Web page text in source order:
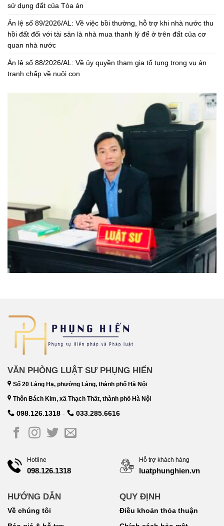
sử dụng đất của Tòa án
Án lệ số 89/2026/AL: Về việc bồi thường, hỗ trợ khi nhà nước thu
hồi đất đối với tài sản là nhà mua thanh lý để ở trên đất của cơ
quan nhà nước
Án lệ số 88/2026/AL: Về ủy quyền tham gia tố tụng trong vụ án
tranh chấp về nuôi con
VĂN PHÒNG LUẬT SƯ PHỤNG HIẾN
Số 20 Láng Hạ, phường Láng, thành phố Hà Nội
Thôn Bách Kim, xã Thạch Thất, thành phố Hà Nội
098.126.1318 - 033.285.6616
Hotline
098.126.1318
HƯỚNG DẪN
Về chúng tôi
Hỗ trợ khách hàng
luatphunghien.vn
QUY ĐỊNH
Điều khoản thỏa thuận